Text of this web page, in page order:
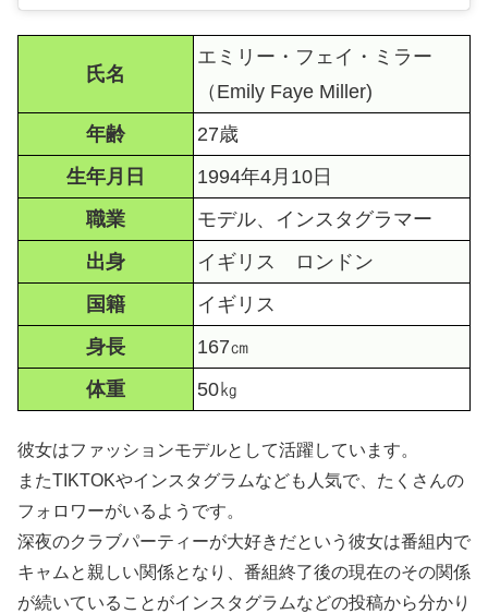
氏名
エミリー・フェイ・ミラー
（Emily Faye Miller)
年齢
27歳
生年月日
1994年4月10日
職業
モデル、インスタグラマー
出身
イギリス ロンドン
国籍
イギリス
身長
167㎝
体重
50㎏
彼女はファッションモデルとして活躍しています。
またTIKTOKやインスタグラムなども人気で、たくさんの
フォロワーがいるようです。
深夜のクラブパーティーが大好きだという彼女は番組内で
キャムと親しい関係となり、番組終了後の現在のその関係
が続いていることがインスタグラムなどの投稿から分かり